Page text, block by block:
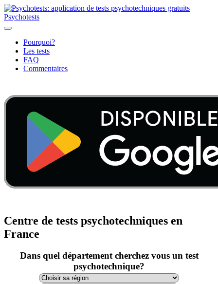
Psychotests
Pourquoi?
Les tests
FAQ
Commentaires
Centre de tests psychotechniques en
France
Dans quel département cherchez vous un test
psychotechnique?